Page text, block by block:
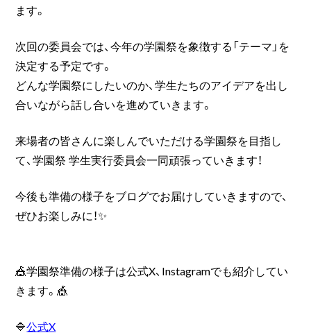
ます。
次回の委員会では、今年の学園祭を象徴する「テーマ」を
決定する予定です。
どんな学園祭にしたいのか、学生たちのアイデアを出し
合いながら話し合いを進めていきます。
来場者の皆さんに楽しんでいただける学園祭を目指し
て、学園祭 学生実行委員会一同頑張っていきます！
今後も準備の様子をブログでお届けしていきますので、
ぜひお楽しみに！✨
🎪学園祭準備の様子は公式X、Instagramでも紹介してい
きます。🎪
🔷公式X